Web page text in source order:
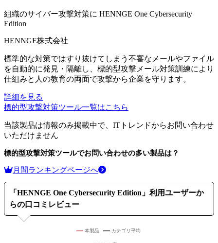
組織のサイバー攻撃対策に HENNGE One Cybersecurity
Edition
HENNGE株式会社
標準的な対策ではすり抜けてしまう不審なメールやファイル
を自動的に発見・隔離し、標的型攻撃メール対策訓練により
仕組みと人の教育の両面で攻撃から企業を守ります。
詳細を見る
標的型攻撃対策ツール一覧はこちら
当該製品は情報のみ掲載中で、ITトレンドからお問い合わせ
いただけません
標的型攻撃対策ツールでお問い合わせの多い製品は？
月間ランキングページへ
「 HENNGE One Cybersecurity Edition 」利用ユーザーか
らの口コミレビュー